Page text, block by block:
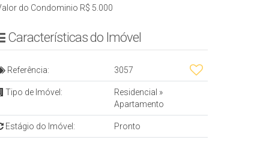
do Condominio R$ 5.000
Características do Imóvel
Referência: 3057
Tipo de Imóvel: Residencial »
Apartamento
Estágio do Imóvel: Pronto